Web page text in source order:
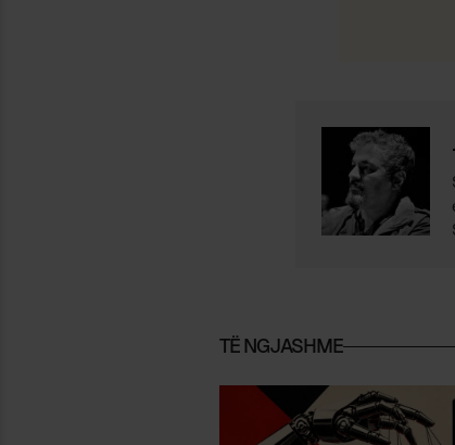
TË NGJASHME